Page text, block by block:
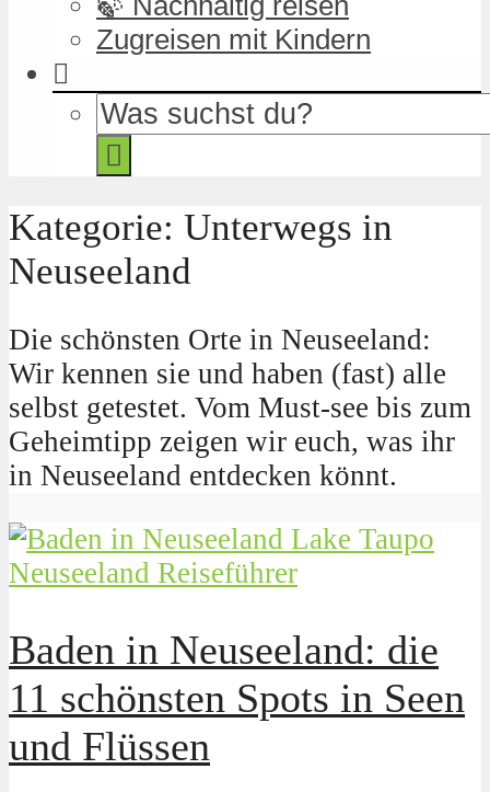
Zugreisen mit Kindern
Kategorie: Unterwegs in
Neuseeland
Die schönsten Orte in Neuseeland:
Wir kennen sie und haben (fast) alle
selbst getestet. Vom Must-see bis zum
Geheimtipp zeigen wir euch, was ihr
in Neuseeland entdecken könnt.
Neuseeland Reiseführer
Baden in Neuseeland: die
11 schönsten Spots in Seen
und Flüssen